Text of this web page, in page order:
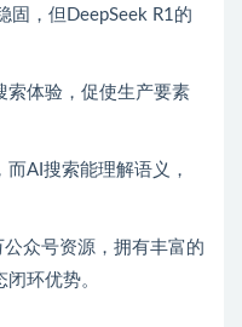
固，但DeepSeek R1的
索体验，促使生产要素
AI搜索能理解语义，
众号资源，拥有丰富的
环优势。